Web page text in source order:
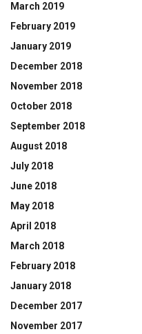
March 2019
February 2019
January 2019
December 2018
November 2018
October 2018
September 2018
August 2018
July 2018
June 2018
May 2018
April 2018
March 2018
February 2018
January 2018
December 2017
November 2017